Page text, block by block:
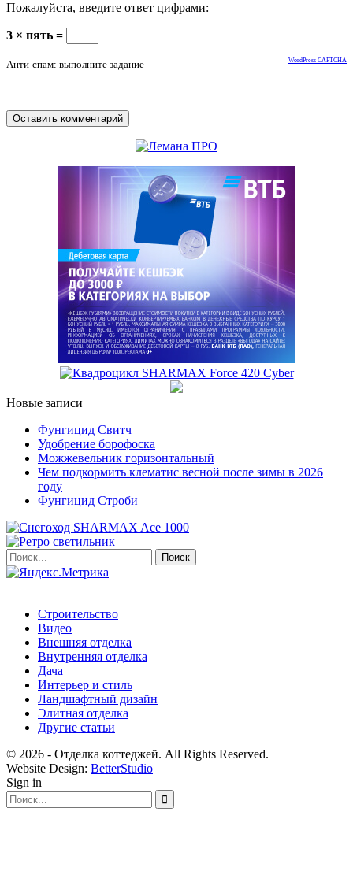
Пожалуйста, введите ответ цифрами:
3 × пять =
Анти-спам: выполните задание WordPress CAPTCHA
Новые записи
Фунгицид Свитч
Удобрение борофоска
Можжевельник горизонтальный
Чем подкормить клематис весной после зимы в 2026
году
Фунгицид Строби
Строительство
Видео
Внешняя отделка
Внутренняя отделка
Дача
Интерьер и стиль
Ландшафтный дизайн
Элитная отделка
Другие статьи
© 2026 - Отделка коттеджей. All Rights Reserved.
Website Design: BetterStudio
Sign in